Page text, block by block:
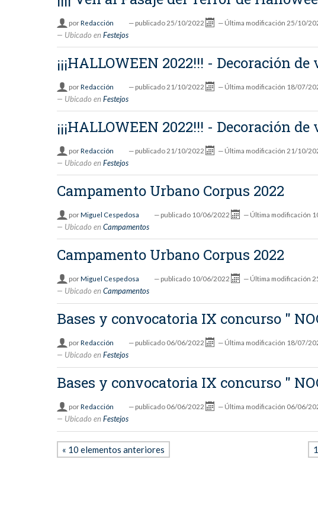
porRedacción — publicado25/10/2022 — Última modificación 25/10/
Ubicado en Festejos
¡¡¡HALLOWEEN 2022!!! - Decoración
porRedacción — publicado21/10/2022 — Última modificación 18/07/
Ubicado en Festejos
¡¡¡HALLOWEEN 2022!!! - Decoración
porRedacción — publicado21/10/2022 — Última modificación 21/10/
Ubicado en Festejos
Campamento Urbano Corpus 2022
porMiguel Cespedosa — publicado10/06/2022 — Última modificación
Ubicado en Campamentos
Campamento Urbano Corpus 2022
porMiguel Cespedosa — publicado10/06/2022 — Última modificación
Ubicado en Campamentos
Bases y convocatoria IX concurso "
porRedacción — publicado06/06/2022 — Última modificación 18/07/
Ubicado en Festejos
Bases y convocatoria IX concurso "
porRedacción — publicado06/06/2022 — Última modificación 06/06/
Ubicado en Festejos
« 10 elementos anteriores 1